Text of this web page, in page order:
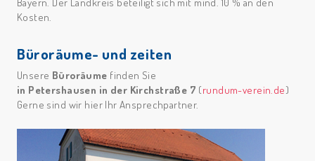
Kosten.
Büroräume- und zeiten
Unsere Büroräume finden Sie
in Petershausen in der Kirchstraße 7 (rundum-verein.de)
Gerne sind wir hier Ihr Ansprechpartner.